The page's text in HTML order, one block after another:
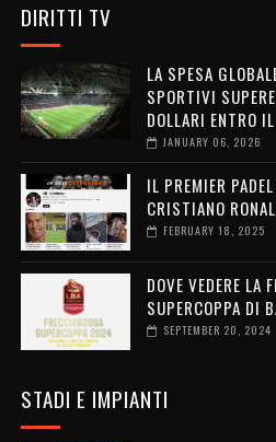
DIRITTI TV
LA SPESA
SPORTIVI
DOLLARI ENTRO
JANUARY 06, 2026
IL PREMIER
CRISTIANO
FEBRUARY 18, 2025
DOVE VEDERE LA
SUPERCOPPA DI
SEPTEMBER 20, 2024
STADI E IMPIANTI